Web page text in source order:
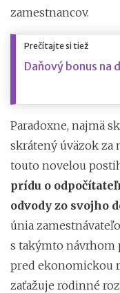
zamestnancov.
Prečítajte si tiež
Daňový bonus na
Paradoxne, najmä
skrátený úväzok za
touto novelou
prídu o
odvody zo svojho
únia
s takýmto návrhom
pred ekonomickou
zaťažuje rodinné